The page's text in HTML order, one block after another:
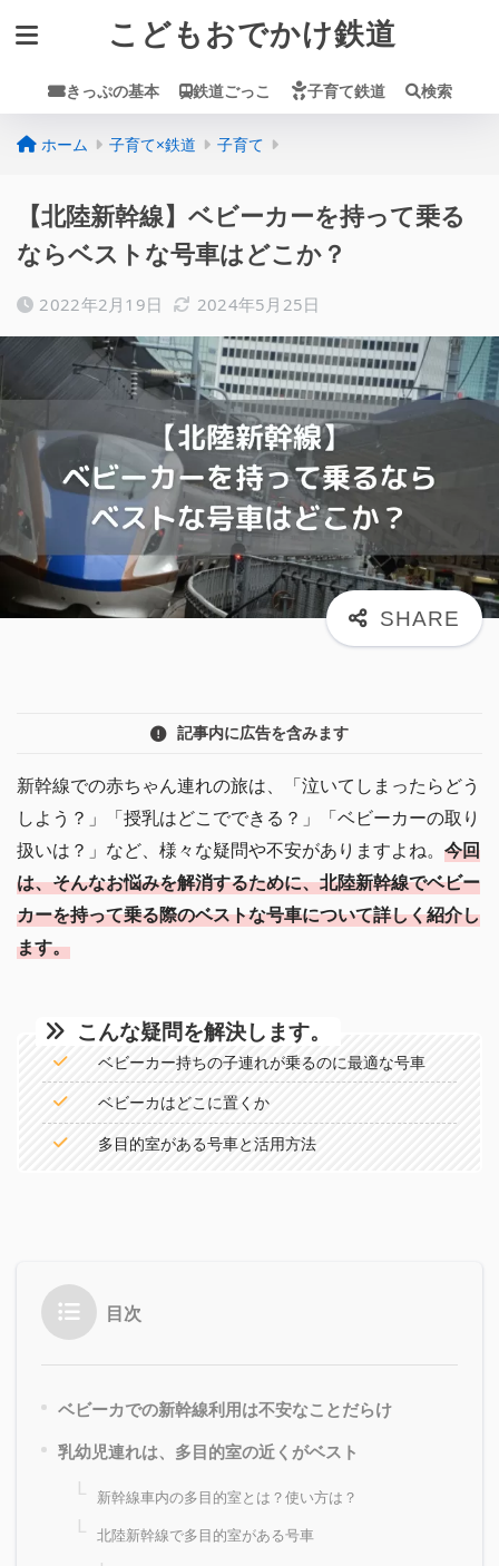
こどもおでかけ鉄道
きっぷの基本 鉄道ごっこ 子育て鉄道 検索
ホーム 子育て×鉄道 子育て
【北陸新幹線】ベビーカーを持って乗る
ならベストな号車はどこか？
2022年2月19日 2024年5月25日
記事内に広告を含みます
新幹線での赤ちゃん連れの旅は、「泣いてしまったらどう
しよう？」「授乳はどこでできる？」「ベビーカーの取り
扱いは？」など、様々な疑問や不安がありますよね。 今回
は、そんなお悩みを解消するために、北陸新幹線でベビー
カーを持って乗る際のベストな号車について詳しく紹介し
ます。
こんな疑問を解決します。
ベビーカー持ちの子連れが乗るのに最適な号車
ベビーカはどこに置くか
多目的室がある号車と活用方法
目次
ベビーカでの新幹線利用は不安なことだらけ
乳幼児連れは、多目的室の近くがベスト
新幹線車内の多目的室とは？使い方は？
北陸新幹線で多目的室がある号車